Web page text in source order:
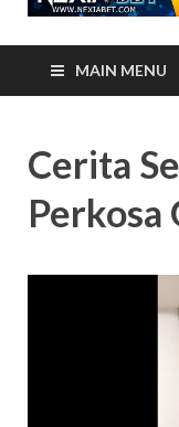
MAIN MENU
Cerita
Perkosa